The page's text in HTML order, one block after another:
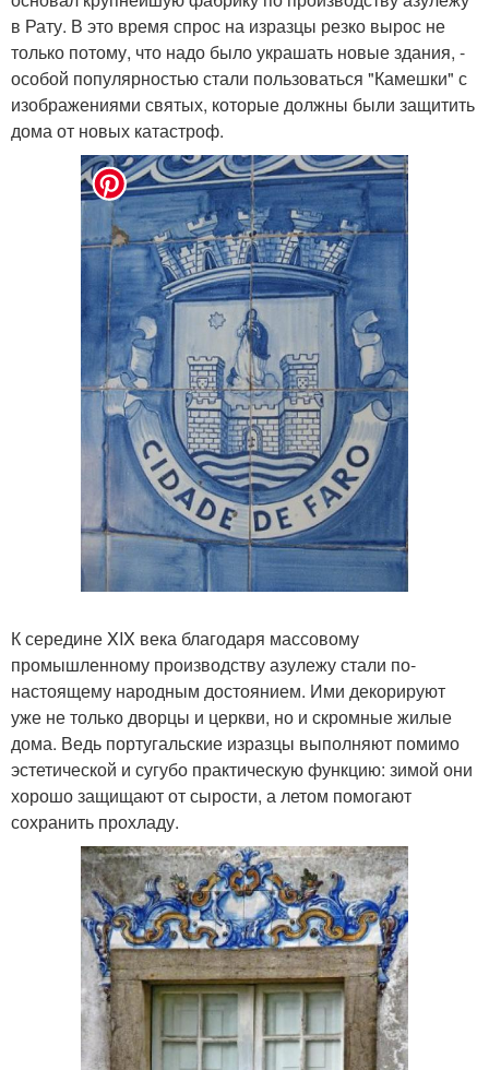
в Рату. В это время спрос на изразцы резко вырос не
только потому, что надо было украшать новые здания, -
особой популярностью стали пользоваться "Камешки" с
изображениями святых, которые должны были защитить
дома от новых катастроф.
К середине XIX века благодаря массовому
промышленному производству азулежу стали по-
настоящему народным достоянием. Ими декорируют
уже не только дворцы и церкви, но и скромные жилые
дома. Ведь португальские изразцы выполняют помимо
эстетической и сугубо практическую функцию: зимой они
хорошо защищают от сырости, а летом помогают
сохранить прохладу.